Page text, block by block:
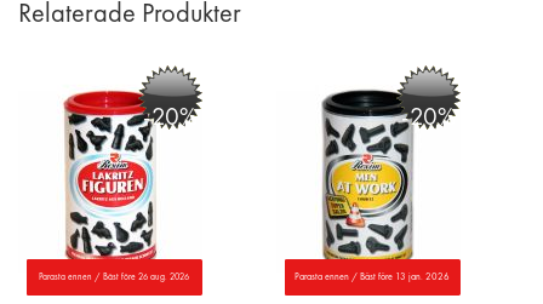
Relaterade Produkter
-20%
Parasta ennen / Bäst före 26 aug. 2026 Parasta ennen / Bäst före 13 jan. 2026
-20%